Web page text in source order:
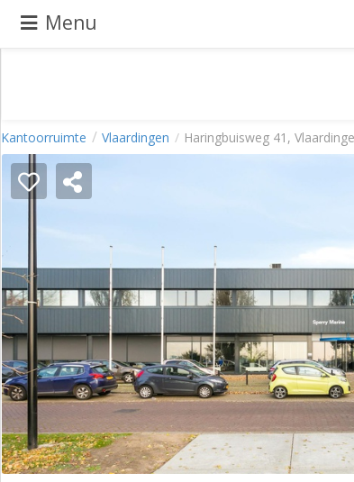
Menu
aanbieden
Pand
zoeken
Waarom
adverteren
Blog
Registreren
Login
Kantoorruimte Vlaardingen Haringbuisweg 41,